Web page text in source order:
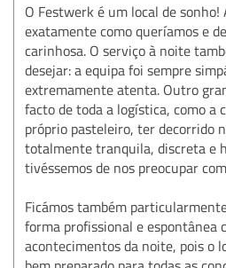
O Festwerk é um local de
exatamente como queríamos e
carinhosa. O serviço à noite
desejar: a equipa foi sempre
extremamente atenta. Outro
facto de toda a logística, como a
próprio pasteleiro, ter decorrido
totalmente tranquila, discreta e
tivéssemos de nos preocupar
Ficámos também
forma profissional e espontânea
acontecimentos da noite, pois o